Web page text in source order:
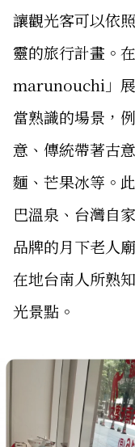
讓觀光客可以依
靈的旅行計畫。
marunouchi」展
當熟識的場景，
意、傳統帶著古
麵、芒果冰等。
巴溫泉、台灣自
品牌的月下老人
在地台南人所熟
光景點。